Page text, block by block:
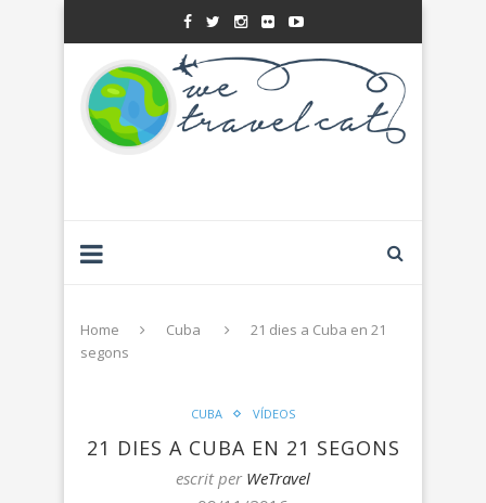
Home Cuba
21 dies a Cuba en 21
segons
CUBA VÍDEOS
21 DIES A CUBA EN 21 SEGONS
escrit per WeTravel